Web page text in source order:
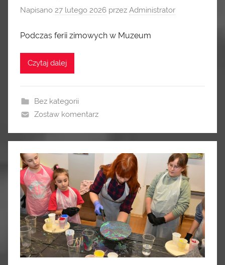
Napisano 27 lutego 2026 przez Administrator
Podczas ferii zimowych w Muzeum
Czytaj dalej
Bez kategorii
Zostaw komentarz